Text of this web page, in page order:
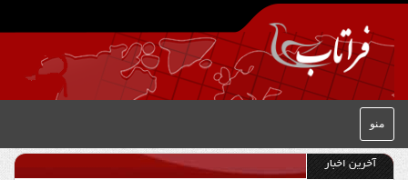
منو
آخرین اخبار